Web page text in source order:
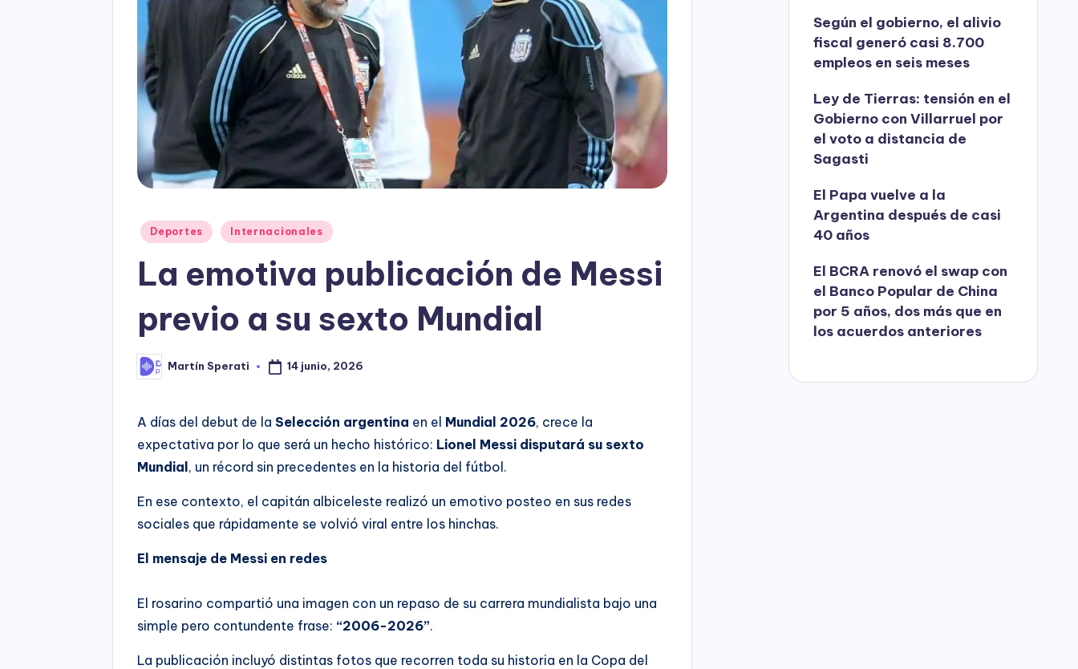
o
P
y
Posted
Deportes Internacionales
La emotiva publicación de Messi
previo a su sexto Mundial
Posted
by
Martín Sperati 14 junio, 2026
A días del debut de laSelección argentina en el Mundial 2026, crece la
expectativa por lo que será un hecho histórico: Lionel Messi disputará su sexto
Mundial, un récord sin precedentes en la historia del fútbol.
En ese contexto, el capitán albiceleste realizó un emotivo posteo en sus redes
sociales que rápidamente se volvió viral entre los hinchas.
El mensaje de Messi en redes
El rosarino compartió una imagen con un repaso de su carrera mundialista bajo una
simple pero contundente frase: “2006-2026”.
La publicación incluyó distintas fotos que recorren toda su historia en la Copa del
Según el gobierno, el alivio
fiscal generó casi 8.700
empleos en seis meses
Ley de Tierras: tensión en el
Gobierno con Villarruel por
el voto a distancia de
Sagasti
El Papa vuelve a la
Argentina después de casi
40 años
El BCRA renovó el swap con
el Banco Popular de China
por 5 años, dos más que en
los acuerdos anteriores